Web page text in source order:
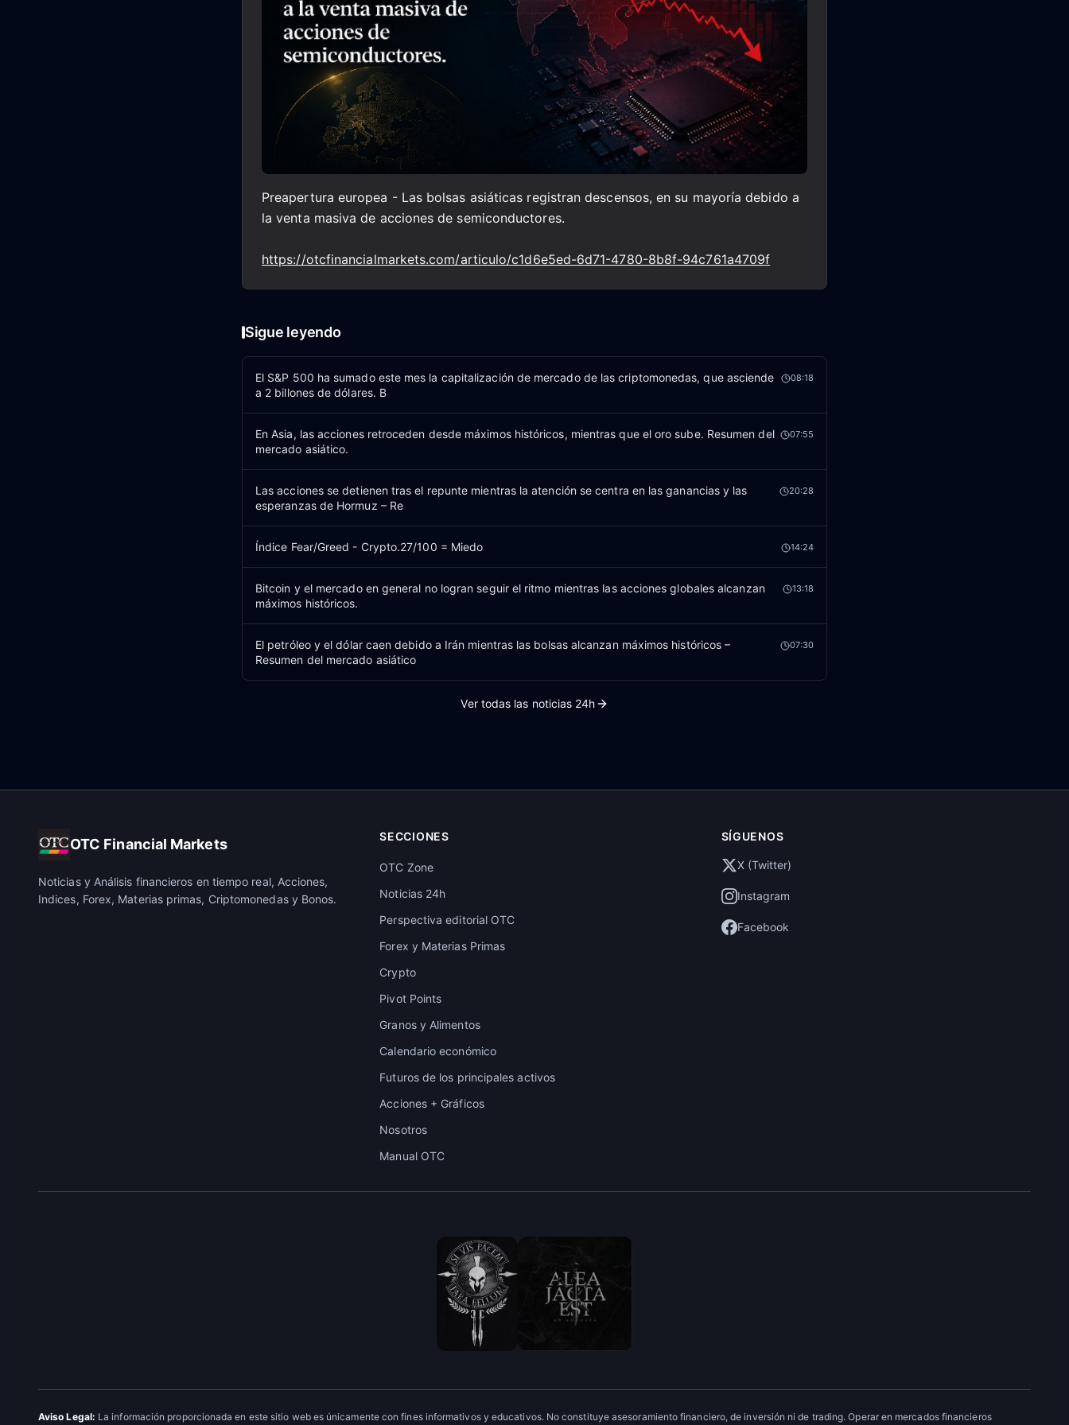
Preapertura europea - Las bolsas asiáticas registran descensos, en su mayoría debido a
la venta masiva de acciones de semiconductores.
https://otcfinancialmarkets.com/articulo/c1d6e5ed-6d71-4780-8b8f-94c761a4709f
Sigue leyendo
El S&P 500 ha sumado este mes la capitalización de mercado de las criptomonedas, que asciende
a 2 billones de dólares. B
08:18
En Asia, las acciones retroceden desde máximos históricos, mientras que el oro sube. Resumen del
mercado asiático.
07:55
Las acciones se detienen tras el repunte mientras la atención se centra en las ganancias y las
esperanzas de Hormuz – Re
20:28
Índice Fear/Greed - Crypto.27/100 = Miedo 14:24
Bitcoin y el mercado en general no logran seguir el ritmo mientras las acciones globales alcanzan
máximos históricos.
13:18
El petróleo y el dólar caen debido a Irán mientras las bolsas alcanzan máximos históricos –
Resumen del mercado asiático
07:30
Ver todas las noticias 24h
OTC Financial Markets
Noticias y Análisis financieros en tiempo real, Acciones,
Indices, Forex, Materias primas, Criptomonedas y Bonos.
SECCIONES
OTC Zone
Noticias 24h
Perspectiva editorial OTC
Forex y Materias Primas
Crypto
Pivot Points
Granos y Alimentos
Calendario económico
Futuros de los principales activos
Acciones + Gráficos
Nosotros
Manual OTC
SÍGUENOS
X (Twitter)
Instagram
Facebook
Aviso Legal: La información proporcionada en este sitio web es únicamente con fines informativos y educativos. No constituye asesoramiento financiero, de inversión ni de trading. Operar en mercados financieros